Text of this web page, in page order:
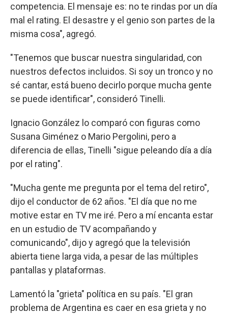
competencia. El mensaje es: no te rindas por un día
mal el rating. El desastre y el genio son partes de la
misma cosa", agregó.
"Tenemos que buscar nuestra singularidad, con
nuestros defectos incluidos. Si soy un tronco y no
sé cantar, está bueno decirlo porque mucha gente
se puede identificar", consideró Tinelli.
Ignacio González lo comparó con figuras como
Susana Giménez o Mario Pergolini, pero a
diferencia de ellas, Tinelli "sigue peleando día a día
por el rating".
"Mucha gente me pregunta por el tema del retiro",
dijo el conductor de 62 años. "El día que no me
motive estar en TV me iré. Pero a mí encanta estar
en un estudio de TV acompañando y
comunicando", dijo y agregó que la televisión
abierta tiene larga vida, a pesar de las múltiples
pantallas y plataformas.
Lamentó la "grieta" política en su país. "El gran
problema de Argentina es caer en esa grieta y no